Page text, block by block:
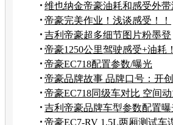
维也纳金帝豪油耗和感受外带
展现！！！！！！！
帝豪完美作业！浅谈感受！！
吉利帝豪超多细节图片粉墨登
场！！！！！！！！！！！
帝豪1250公里驾驶感受+油耗
真相！！！！
帝豪EC718配置参数/曝光
帝豪品牌故事 品牌口号：开
帝豪EC718同级车对比 空间
势
吉利帝豪品牌车型参数配置曝
全面升级
帝豪EC7-RV 1.5L两厢测试车